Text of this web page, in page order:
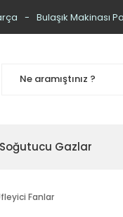
Bulaşık Makinası
Soğutucu Gazlar
Fanlar